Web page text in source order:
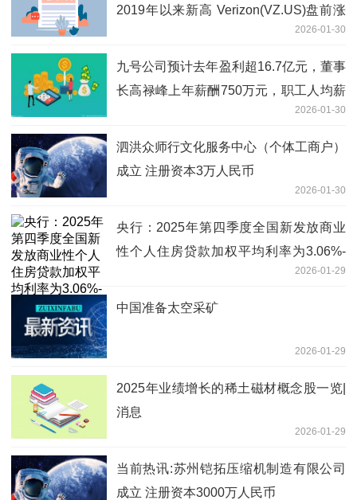
2019年以来新高 Verizon(VZ.US)盘前涨
2026-01-30
九号公司预计去年盈利超16.7亿元，董事
长高禄峰上年薪酬750万元，职工人均薪
2026-01-30
泗洪众师行文化服务中心（个体工商户）
成立 注册资本3万人民币
2026-01-30
央行：2025年第四季度全国新发放商业
性个人住房贷款加权平均利率为3.06%-
2026-01-29
中国准备太空采矿
2026-01-29
2025年业绩增长的稀土磁材概念股一览|
消息
2026-01-29
当前热讯:苏州铠拓压缩机制造有限公司
成立 注册资本3000万人民币